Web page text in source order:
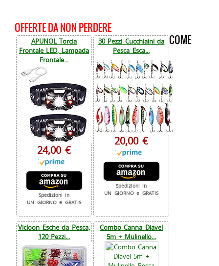
OFFERTE DA NON PERDERE
APUNOL Torcia
Frontale LED, Lampada
Frontale...
24,00 €
Spedizioni in
UN GIORNO e GRATIS
30 Pezzi Cucchiaini da
Pesca Esca...
20,00 €
Spedizioni in
UN GIORNO e GRATIS
Vicloon Esche da Pesca,
120 Pezzi...
Combo Canna Diavel
5m + Mulinello...
COME